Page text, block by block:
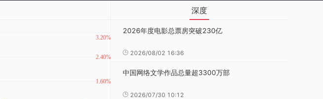
深度
2026年度电影总票房突破230亿
2026/08/02 16:36
中国网络文学作品总量超3300万部
2026/07/30 10:12